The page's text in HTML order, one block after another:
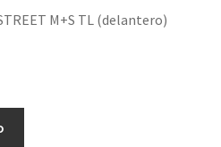
M+S TL (delantero)